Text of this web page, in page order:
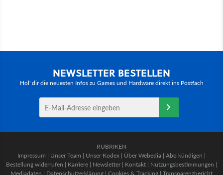
NEWSLETTER BESTELLEN
Hol' dir die neuesten Infos zu Games und Hardware direkt ins Postfach
RUBRIKEN
Impressum | Unser Team | Unser Kodex | Über Webedia | Abo kündigen |
Bestellung widerrufen | Karriere | Newsletter | Kontakt | Nutzungsbestimmungen |
Mediadaten | Datenschutzerklärung | Cookies & Tracking | Transparenzbericht